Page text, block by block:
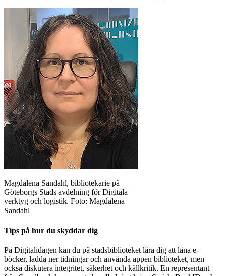
Magdalena Sandahl, bibliotekarie på
Göteborgs Stads avdelning för Digitala
verktyg och logistik. Foto: Magdalena
Sandahl
Tips på hur du skyddar dig
På Digitalidagen kan du på stadsbiblioteket lära dig att låna e-
böcker, ladda ner tidningar och använda appen biblioteket, men
också diskutera integritet, säkerhet och källkritik. En representant